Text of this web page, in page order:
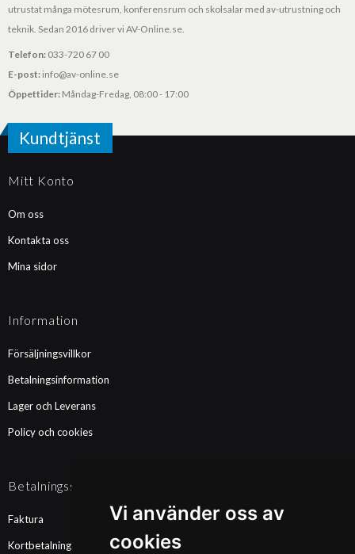
Vi använder oss av
cookies
utrustat många mötesrum, konferensrum och skolsalar med av-utrustning och
teknik. Sedan 2016 driver vi AV-Online.se.
Telefon: 033-720 67 00
E-post: info@av-online.se
Öppettider: Måndag-Fredag, 08:00 - 17:00
Kundtjänst
Mitt Konto
Om oss
Kontakta oss
Mina sidor
Information
Försäljningsvillkor
Betalningsinformation
Lager och Leverans
Policy och cookies
Betalningssätt
Faktura
Kortbetalning